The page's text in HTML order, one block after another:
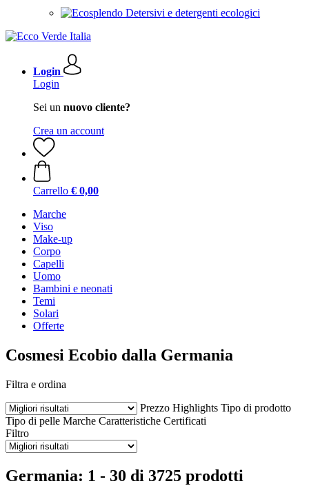
Detersivi e detergenti ecologici
Login
Login
Sei un nuovo cliente?
Crea un account
Carrello € 0,00
Marche
Viso
Make-up
Corpo
Capelli
Uomo
Bambini e neonati
Temi
Solari
Offerte
Cosmesi Ecobio dalla Germania
Filtra e ordina
Prezzo Highlights Tipo di prodotto
Tipo di pelle Marche Caratteristiche Certificati
Filtro
Germania: 1 - 30 di 3725 prodotti